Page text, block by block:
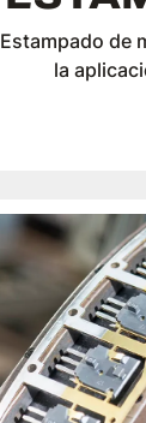
Estampado de
la